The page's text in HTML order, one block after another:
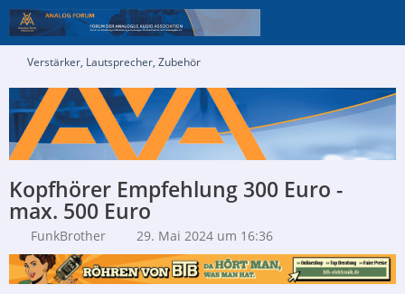
Verstärker, Lautsprecher, Zubehör
Kopfhörer Empfehlung 300 Euro -
max. 500 Euro
FunkBrother 29. Mai 2024 um 16:36